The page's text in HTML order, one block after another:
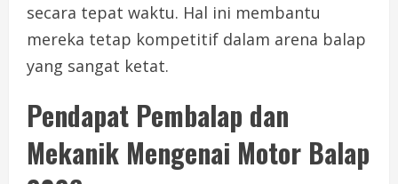
secara tepat waktu. Hal ini membantu
mereka tetap kompetitif dalam arena balap
yang sangat ketat.
Pendapat Pembalap dan
Mekanik Mengenai Motor Balap